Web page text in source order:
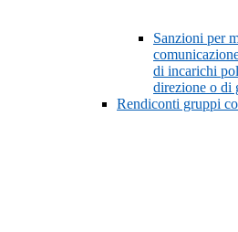
Sanzioni per
di incarichi
direzione o di
Rendiconti gruppi